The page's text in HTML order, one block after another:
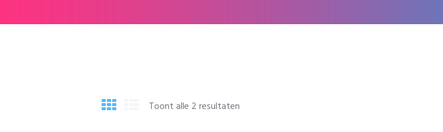
Toont alle 2 resultaten